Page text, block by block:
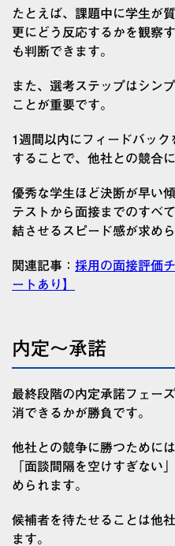
たとえば、課題中に学生が
更にどう反応するかを観察
も判断できます。
また、選考ステップはシン
ことが重要です。
1週間以内にフィードバッ
することで、他社との競合
優秀な学生ほど決断が早い
テストから面接までのすべ
結させるスピード感が求めら
関連記事： 採用の面接評価
ートあり】
内定〜承諾
最終段階の内定承諾フェー
消できるかが勝負です。
他社との競争に勝つために
「面談間隔を空けすぎない
められます。
候補者を待たせることは他
ます。